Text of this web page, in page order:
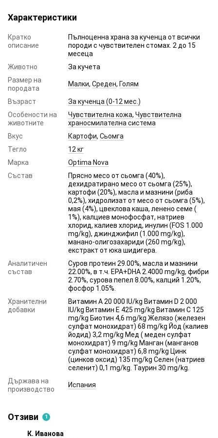
Характеристики
Кратко
описание
Пълноценна храна за кученца от всички
породи с чувствителен стомах. 2 до 15
месеца
Животно
За кучета
Размер на
породата
Малки, Среден, Голям
Възраст
За кученца (0-12 мес.)
Особености на
животните
Чувствителна кожа, Чувствителна
храносмилателна система
Вкус
Картофи, Сьомга
Тегло
12 кг
Марка
Optima Nova
Състав
Прясно месо от сьомга (40%),
дехидратирано месо от сьомга (25%),
картофи (20%), масла и мазнини (риба
0,2%), хидролизат от месо от сьомга (5%),
мая (4%), цвеклова каша, ленено семе (
1%), калциев монофосфат, натриев
хлорид, калиев хлорид, инулин (FOS 1.000
mg/kg), джинджифил (1.000 mg/kg),
манано-олигозахариди (260 mg/kg),
екстракт от юка шидигера.
Аналитичен
състав
Суров протеин 29.00%, масла и мазнини
22.00%, в т.ч. EPA+DHA 2.4000 mg/kg, фибри
2.70%, сурова пепел 8.00%, калций 1.20%,
фосфор 1.05%.
Хранителни
добавки
Витамин A 20 000 IU/kg Витамин D 2 000
IU/kg Витамин E 425 mg/kg Витамин C 125
mg/kg Биотин 4,6 mg/kg Желязо (железен
сулфат монохидрат) 68 mg/kg Йод (калиев
йодид) 3,2 mg/kg Мед ( меден сулфат
монохидрат) 9 mg/kg Манган (манганов
сулфат монохидрат) 6,8 mg/kg Цинк
(цинков оксид) 135 mg/kg Селен (натриев
селенит) 0,1 mg/kg. Таурин 30 mg/kg.
Държава на
производство
Испания
Отзиви 1
К. Иванова